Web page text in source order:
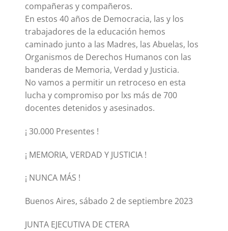
compañeras y compañeros.
En estos 40 años de Democracia, las y los
trabajadores de la educación hemos
caminado junto a las Madres, las Abuelas, los
Organismos de Derechos Humanos con las
banderas de Memoria, Verdad y Justicia.
No vamos a permitir un retroceso en esta
lucha y compromiso por lxs más de 700
docentes detenidos y asesinados.
¡ 30.000 Presentes !
¡ MEMORIA, VERDAD Y JUSTICIA !
¡ NUNCA MÁS !
Buenos Aires, sábado 2 de septiembre 2023
JUNTA EJECUTIVA DE CTERA